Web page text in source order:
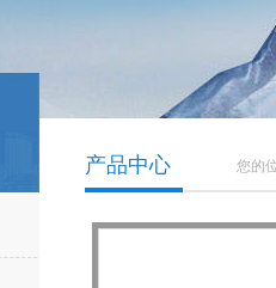
您的
产品中心